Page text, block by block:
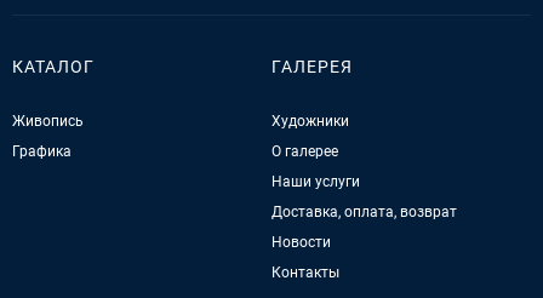
КАТАЛОГ
Живопись
Графика
ГАЛЕРЕЯ
Художники
О галерее
Наши услуги
Доставка, оплата, возврат
Новости
Контакты